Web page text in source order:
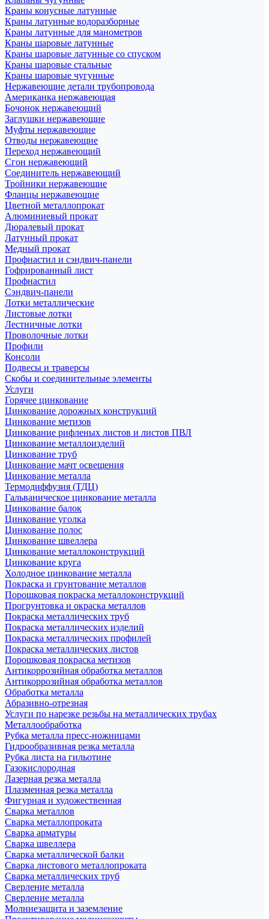
Краны конусные латунные
Краны латунные водоразборные
Краны латунные для манометров
Краны шаровые латунные
Краны шаровые латунные со спуском
Краны шаровые стальные
Краны шаровые чугунные
Нержавеющие детали трубопровода
Американка нержавеющая
Бочонок нержавеющий
Заглушки нержавеющие
Муфты нержавеющие
Отводы нержавеющие
Переход нержавеющий
Сгон нержавеющий
Соединитель нержавеющий
Тройники нержавеющие
Фланцы нержавеющие
Цветной металлопрокат
Алюминиевый прокат
Дюралевый прокат
Латунный прокат
Медный прокат
Профнастил и сэндвич-панели
Гофрированный лист
Профнастил
Сэндвич-панели
Лотки металлические
Листовые лотки
Лестничные лотки
Проволочные лотки
Профили
Консоли
Подвесы и траверсы
Скобы и соединительные элементы
Услуги
Горячее цинкование
Цинкование дорожных конструкций
Цинкование метизов
Цинкование рифленых листов и листов ПВЛ
Цинкование металлоизделий
Цинкование труб
Цинкование мачт освещения
Цинкование металла
Термодиффузия (ТДЦ)
Гальваническое цинкование металла
Цинкование балок
Цинкование уголка
Цинкование полос
Цинкование швеллера
Цинкование металлоконструкций
Цинкование круга
Холодное цинкование металла
Покраска и грунтование металлов
Порошковая покраска металлоконструкций
Прогрунтовка и окраска металлов
Покраска металлических труб
Покраска металлических изделий
Покраска металлических профилей
Покраска металлических листов
Порошковая покраска метизов
Антикоррозийная обработка металлов
Антикоррозийная обработка металлов
Обработка металла
Абразивно-отрезная
Услуги по нарезке резьбы на металлических трубах
Металлообработка
Рубка металла пресс-ножницами
Гидрообразивная резка металла
Рубка листа на гильотине
Газокислородная
Лазерная резка металла
Плазменная резка металла
Фигурная и художественная
Сварка металлов
Сварка металлопроката
Сварка арматуры
Сварка швеллера
Сварка металлической балки
Сварка листового металлопроката
Сварка металлических труб
Сверление металла
Сверление металла
Молниезащита и заземление